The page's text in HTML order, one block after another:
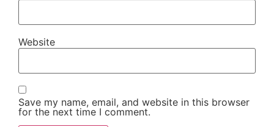
Website
Save my name, email, and website in this browser
for the next time I comment.